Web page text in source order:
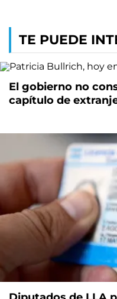
TE PUEDE
El gobierno no
capítulo de